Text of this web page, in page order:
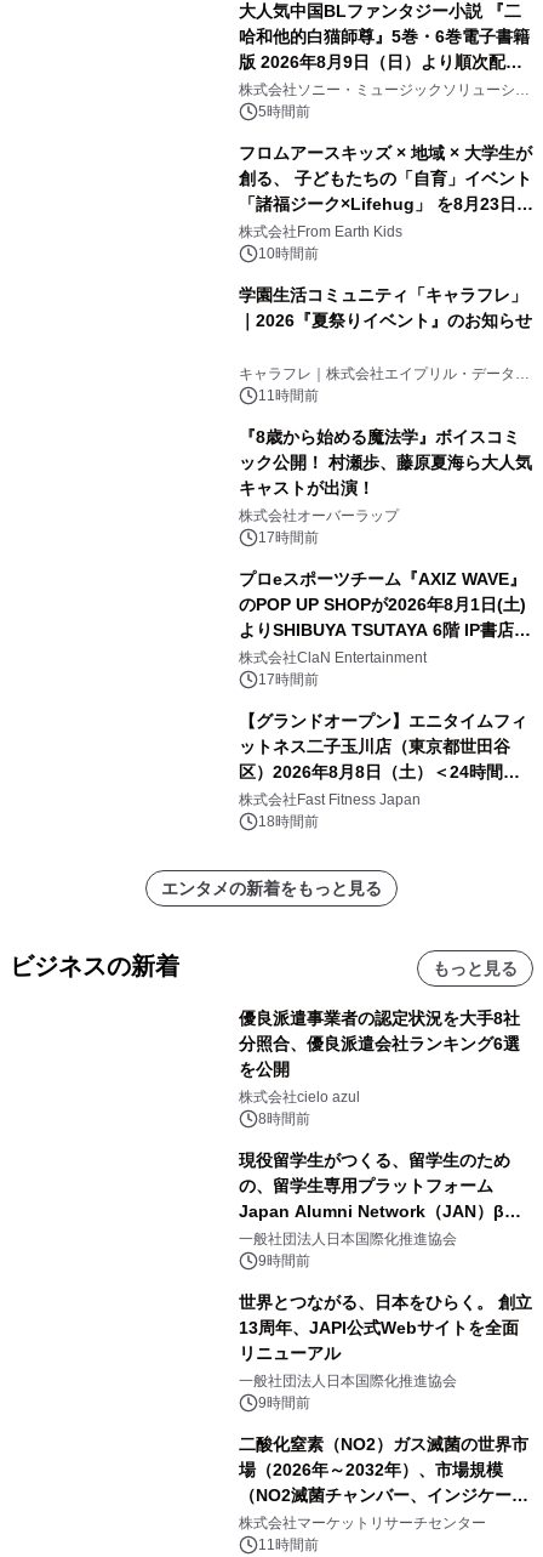
大人気中国BLファンタジー小説 『二
哈和他的白猫師尊』5巻・6巻電子書籍
版 2026年8月9日（日）より順次配信
開始
株式会社ソニー・ミュージックソリューショ
ンズ5時間前
フロムアースキッズ × 地域 × 大学生が
創る、 子どもたちの「自育」イベント
「諸福ジーク×Lifehug」 を8月23日
(日)開催
株式会社From Earth Kids
10時間前
学園生活コミュニティ「キャラフレ」
｜2026『夏祭りイベント』のお知らせ
キャラフレ｜株式会社エイプリル・データ・
デザインズ
11時間前
『8歳から始める魔法学』ボイスコミ
ック公開！ 村瀬歩、藤原夏海ら大人気
キャストが出演！
株式会社オーバーラップ
17時間前
プロeスポーツチーム『AXIZ WAVE』
のPOP UP SHOPが2026年8月1日(土)
よりSHIBUYA TSUTAYA 6階 IP書店で
開催決定！！
株式会社ClaN Entertainment
17時間前
【グランドオープン】エニタイムフィ
ットネス二子玉川店（東京都世田谷
区）2026年8月8日（土）＜24時間年
中無休のフィットネスジム＞
株式会社Fast Fitness Japan
18時間前
エンタメの新着をもっと見る
ビジネスの新着 もっと見る
優良派遣事業者の認定状況を大手8社
分照合、優良派遣会社ランキング6選
を公開
株式会社cielo azul
8時間前
現役留学生がつくる、留学生のため
の、留学生専用プラットフォーム
Japan Alumni Network（JAN）β版
をリリース
一般社団法人日本国際化推進協会
9時間前
世界とつながる、日本をひらく。 創立
13周年、JAPI公式Webサイトを全面
リニューアル
一般社団法人日本国際化推進協会
9時間前
二酸化窒素（NO2）ガス滅菌の世界市
場（2026年～2032年）、市場規模
（NO2滅菌チャンバー、インジケータ
ーおよびモニタリングシステム、その
他）・分析レポートを発表
株式会社マーケットリサーチセンター
11時間前